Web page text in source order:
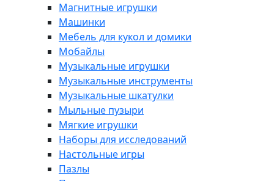
Магнитные игрушки
Машинки
Мебель для кукол и домики
Мобайлы
Музыкальные игрушки
Музыкальные инструменты
Музыкальные шкатулки
Мыльные пузыри
Мягкие игрушки
Наборы для исследований
Настольные игры
Пазлы